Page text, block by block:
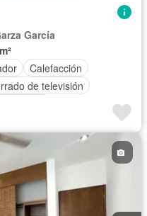
García
Calefacción
de televisión
Recámara con closet
por cable
amueblado